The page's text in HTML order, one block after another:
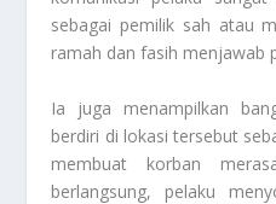
sebagai pemilik sah atau
ramah dan fasih menjawab
Ia juga menampilkan
berdiri di lokasi tersebut
membuat korban
berlangsung, pelaku